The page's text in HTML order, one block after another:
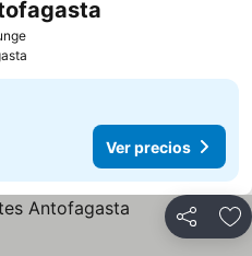
Ver precios
Ver precios
Compartir